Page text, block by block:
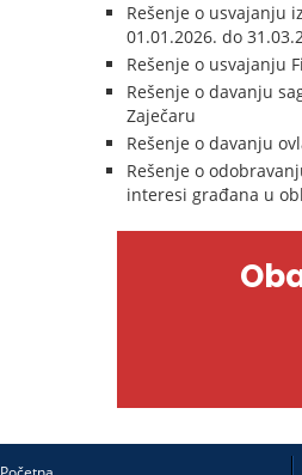
Rešenje o usvajanju
01.01.2026. do
Rešenje o usvajanju
Rešenje o davanju
Zaječaru
Rešenje o davanju
Rešenje o
interesi građana u